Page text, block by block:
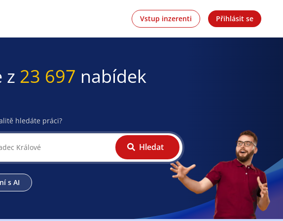
Vstup inzerenti Přihlásit se
z 23 697 nabídek
hledáte práci?
Hledat
s AI